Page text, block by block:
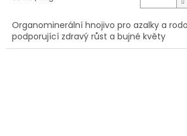
Organominerální hnojivo pro azalky a
podporující zdravý růst a bujné květy